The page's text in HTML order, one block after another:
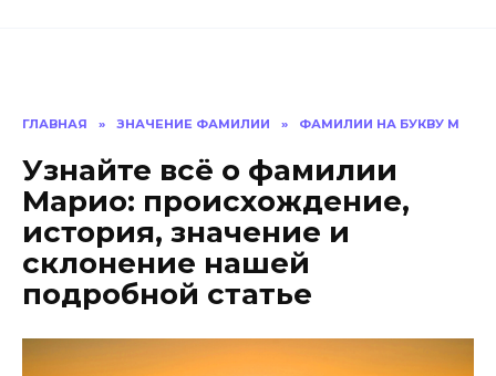
ГЛАВНАЯ » ЗНАЧЕНИЕ ФАМИЛИИ » ФАМИЛИИ НА БУКВУ М
Узнайте всё о фамилии
Марио: происхождение,
история, значение и
склонение нашей
подробной статье